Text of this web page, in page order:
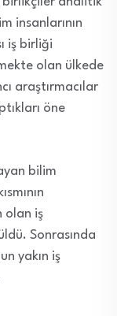
insanlarının
iş birliği
olan ülkede
araştırmacılar
öne
bilim
olan iş
Sonrasında
yakın iş